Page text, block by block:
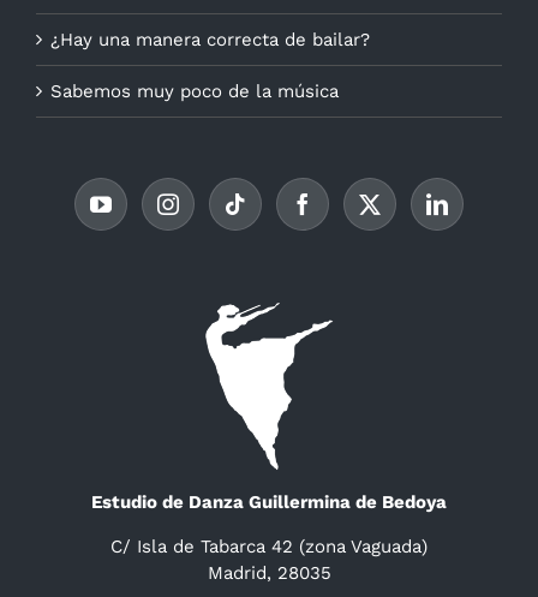
¿Hay una manera correcta de bailar?
Sabemos muy poco de la música
Estudio de Danza Guillermina de Bedoya
C/ Isla de Tabarca 42 (zona Vaguada)
Madrid, 28035